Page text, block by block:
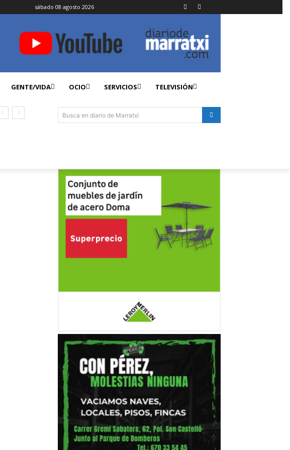
sábado 08 agosto 2026
GENTE/VIDA OCIO SERVICIOS TELEVISIÓN
Busca en diario de Marratxí